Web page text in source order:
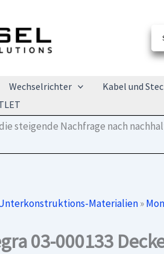
Wechselrichter Kabel und
steigende Nachfrage nach
Materialien»
03-000133